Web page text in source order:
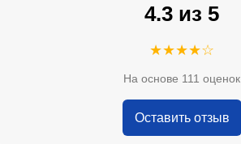
4.3 из 5
★★★★☆
На основе 111 оценок
Оставить отзыв